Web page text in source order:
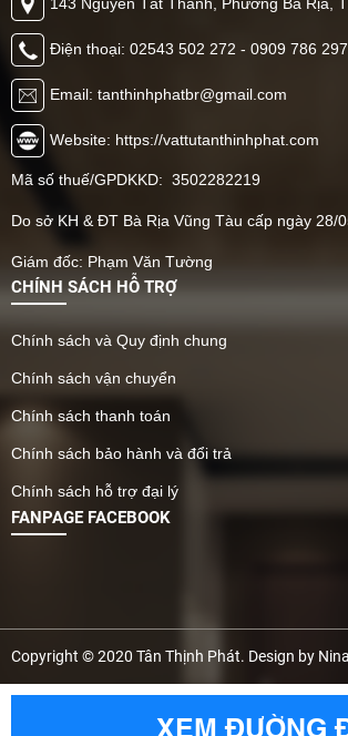
143 Nguyễn Tất Thành, Phường Bà Rịa,
Điện thoại: 02543 502 272 - 0909 786 297
Email: tanthinhphatbr@gmail.com
Website: https://vattutanthinhphat.com
Mã số thuế/GPDKKD: 3502282219
Do sở KH & ĐT Bà Rịa Vũng Tàu cấp ngày 28/
Giám đốc: Phạm Văn Tường
CHÍNH SÁCH HỖ TRỢ
Chính sách và Quy định chung
Chính sách vận chuyển
Chính sách thanh toán
Chính sách bảo hành và đổi trả
Chính sách hỗ trợ đại lý
FANPAGE FACEBOOK
Copyright © 2020 Tân Thịnh Phát. Design by
XEM ĐƯỜNG